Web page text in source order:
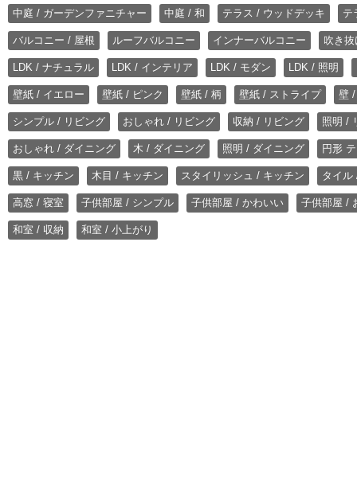
中庭 / ガーデンファニチャー 中庭 / 和 テラス / ウッドデッキ テ
バルコニー / 屋根 ルーフバルコニー インナーバルコニー 吹き
LDK / ナチュラル LDK / インテリア LDK / モダン LDK / 照明
壁紙 / イエロー 壁紙 / ピンク 壁紙 / 柄 壁紙 / ストライプ 壁
シンプル / リビング おしゃれ / リビング 収納 / リビング 照明 /
おしゃれ / ダイニング 木 / ダイニング 照明 / ダイニング 円形
黒 / キッチン 木目 / キッチン スタイリッシュ / キッチン タイル
高窓 / 寝室 子供部屋 / シンプル 子供部屋 / かわいい 子供部屋 /
和室 / 収納 和室 / 小上がり